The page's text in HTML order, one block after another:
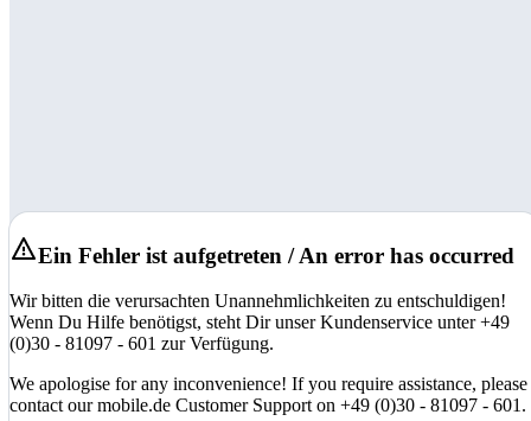
Ein Fehler ist aufgetreten / An error has occurred
Wir bitten die verursachten Unannehmlichkeiten zu entschuldigen!
Wenn Du Hilfe benötigst, steht Dir unser Kundenservice unter +49
(0)30 - 81097 - 601 zur Verfügung.
We apologise for any inconvenience! If you require assistance, please
contact our mobile.de Customer Support on +49 (0)30 - 81097 - 601.